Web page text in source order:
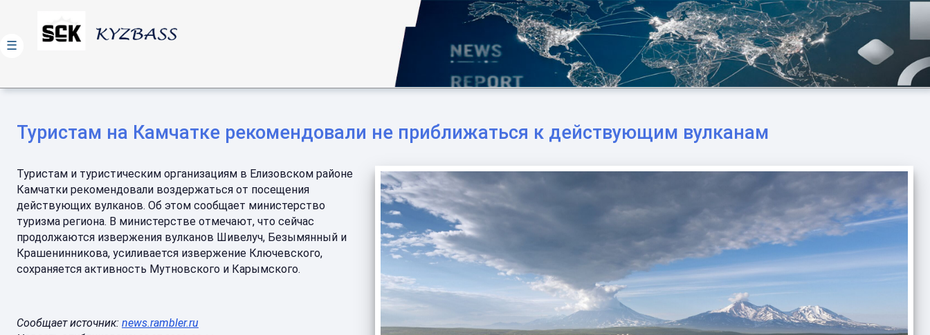
Туристам на Камчатке рекомендовали не приближаться к действующим вулканам
Туристам и туристическим организациям в Елизовском районе
Камчатки рекомендовали воздержаться от посещения
действующих вулканов. Об этом сообщает министерство
туризма региона. В министерстве отмечают, что сейчас
продолжаются извержения вулканов Шивелуч, Безымянный и
Крашенинникова, усиливается извержение Ключевского,
сохраняется активность Мутновского и Карымского.
Сообщает источник: news.rambler.ru
☰